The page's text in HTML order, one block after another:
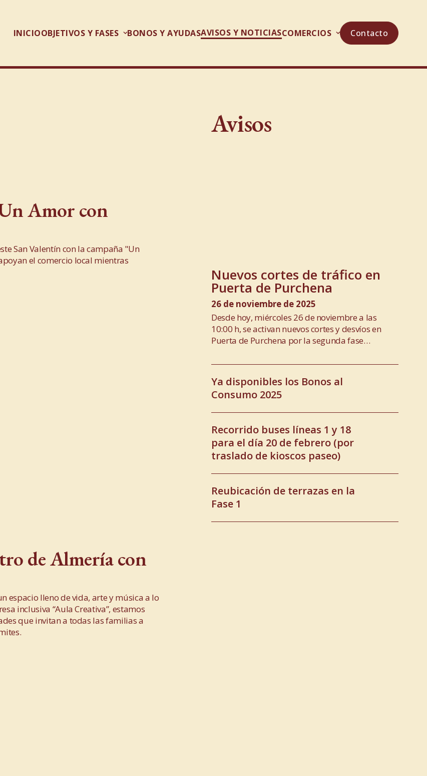
INICIOOBJETIVOS Y FASES BONOS Y AYUDASAVISOS Y NOTICIASCOMERCIOS Contacto
Amor con
San Valentín con la campaña "Un
el comercio local mientras
de Almería con
espacio lleno de vida, arte y música a lo
inclusiva “Aula Creativa”, estamos
que invitan a todas las familias a
Avisos
Nuevos cortes de tráfico en
Puerta de Purchena
26 de noviembre de 2025
Desde hoy, miércoles 26 de noviembre a las
10:00 h, se activan nuevos cortes y desvíos en
Puerta de Purchena por la segunda fase…
Ya disponibles los Bonos al
Consumo 2025
Recorrido buses líneas 1 y 18
para el día 20 de febrero (por
traslado de kioscos paseo)
Reubicación de terrazas en la
Fase 1